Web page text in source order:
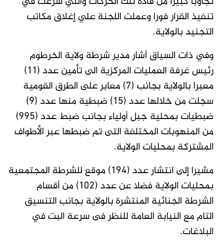
تنفيذ القرار فورا وعملت اللجنة علي إغلاق مكاتب
التجنيد بالولاية.
وفي ذات السياق أشار مدير شرطة ولاية الخرطوم
رئيس غرفة العمليات المركزية الى تأمين عدد (11)
معبرا بالولاية بجانب (7) معابر على الطرق القومية
سجلت من خلالها عدد (15) ضبطية منها عدد (9)
ضبطيات بمحلية جبل أولياء بجانب ضبط عدد (995)
من المنهوبات المختلفة التى تم ضبطها عبر الأطواف
المشتركة بمحليات الولاية.
مشيرا إلى انتشار عدد (194) موقع للشرطة المجتمعية
بمحليات الولاية فضلا عن عدد (102) من أقسام
الشرطة الجنائية المنتشرة بالولاية بجانب التنسيق
التام مع النيابة العامة للنظر فى سرعة البت في
البلاغات.